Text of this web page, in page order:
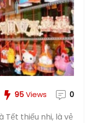
95Views 0
Tết thiếu nhi, là vẻ